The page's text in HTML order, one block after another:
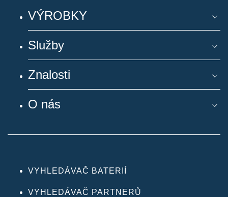
VÝROBKY
Služby
Znalosti
O nás
VYHLEDÁVAČ BATERIÍ
VYHLEDÁVAČ PARTNERŮ